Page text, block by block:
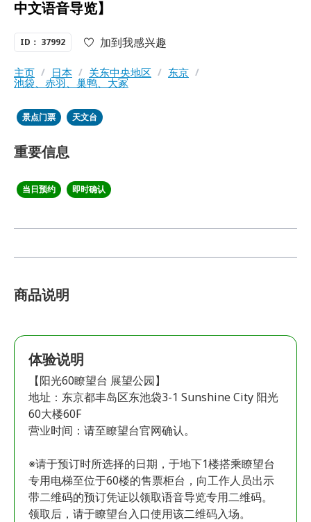
中文语音导览】
ID： 37992 加到我感兴趣
主页 / 日本 / 关东中央地区 / 东京 /
池袋、赤羽、巢鸭、大冢
景点门票 天文台
重要信息
当日预约 即时确认
商品说明
体验说明
【阳光60瞭望台 展望公园】
地址：东京都丰岛区东池袋3-1 Sunshine City 阳光
60大楼60F
营业时间：请至瞭望台官网确认。
※请于预订时所选择的日期，于地下1楼搭乘瞭望台
专用电梯至位于60楼的售票柜台，向工作人员出示
带二维码的预订凭证以领取语音导览专用二维码。
领取后，请于瞭望台入口使用该二维码入场。